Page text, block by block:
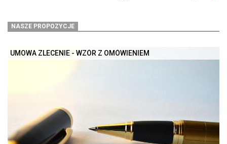
NASZE PROPOZYCJE
UMOWA ZLECENIE - WZÓR Z OMÓWIENIEM